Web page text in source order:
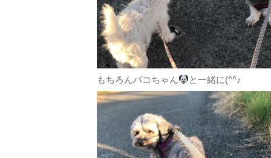
もちろんパコちゃん と一緒に(^^♪